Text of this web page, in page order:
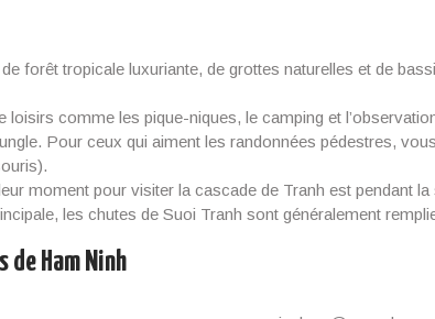
forêt tropicale luxuriante, de grottes naturelles et de
loisirs comme les pique-niques, le camping et
Pour ceux qui aiment les randonnées pédestres,
moment pour visiter la cascade de Tranh est pendant
les chutes de Suoi Tranh sont généralement
de Ham Ninh